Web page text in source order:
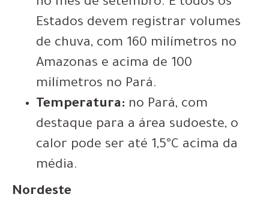
Estados devem registrar volumes
de chuva, com 160 milímetros no
Amazonas e acima de 100
milímetros no Pará.
Temperatura: no Pará, com
destaque para a área sudoeste, o
calor pode ser até 1,5°C acima da
média.
Nordeste